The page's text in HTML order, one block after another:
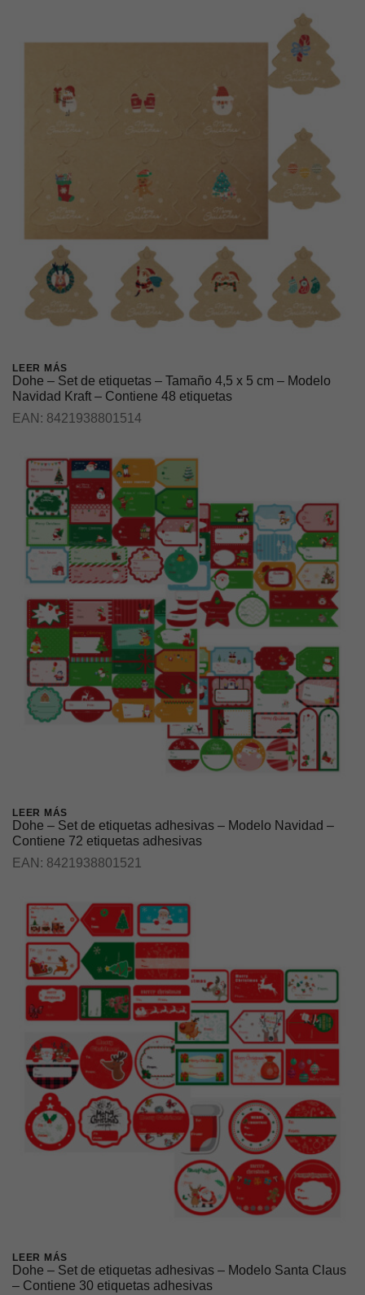
LEER MÁS
Dohe – Set de etiquetas – Tamaño 4,5 x 5 cm – Modelo
Navidad Kraft – Contiene 48 etiquetas
EAN: 8421938801514
LEER MÁS
Dohe – Set de etiquetas adhesivas – Modelo Navidad –
Contiene 72 etiquetas adhesivas
EAN: 8421938801521
LEER MÁS
Dohe – Set de etiquetas adhesivas – Modelo Santa Claus
– Contiene 30 etiquetas adhesivas